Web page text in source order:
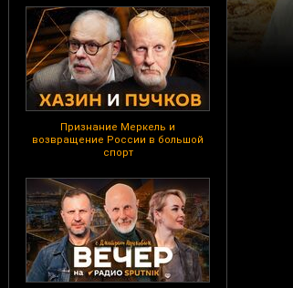
Признание Меркель и
возвращение России в большой
спорт